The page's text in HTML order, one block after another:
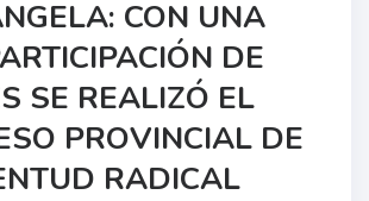
CON UNA
DE
SE REALIZÓ EL
PROVINCIAL DE
RADICAL